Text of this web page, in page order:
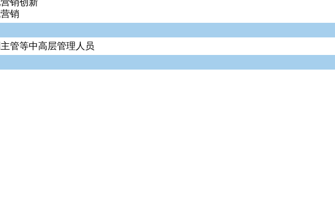
销创新
销
管等中高层管理人员